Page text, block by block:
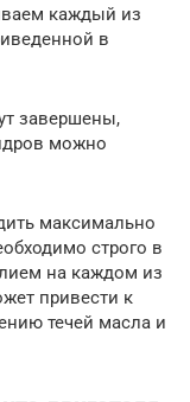
каждый из
в
завершены,
можно
максимально
строго в
на каждом из
привести к
течей масла и